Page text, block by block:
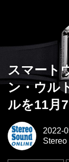
スマート
ン・ウル
ルを11月
2022-